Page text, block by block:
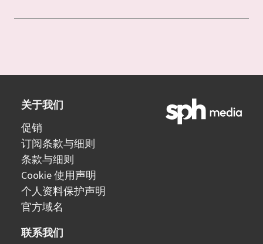
关于我们
促销
订阅条款与细则
条款与细则
Cookie 使用声明
个人资料保护声明
官方域名
联系我们